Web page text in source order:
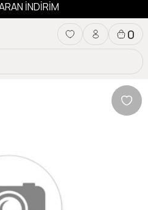
İNDİRİM
0